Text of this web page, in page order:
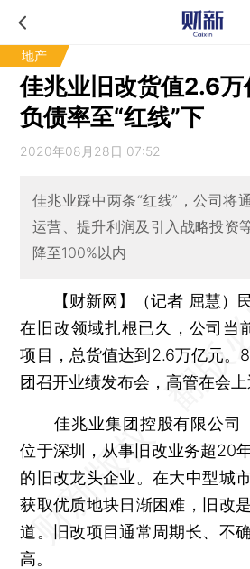
地产
佳兆业旧改货值2.6万
负债率至“红线”下
2020年08月28日 07:52
佳兆业踩中两条“红线”，公司将
运营、提升利润及引入战略投资
降至100%以内
【财新网】（记者 屈慧）
在旧改领域扎根已久，公司当
项目，总货值达到2.6万亿元。
团召开业绩发布会，高管在会上
佳兆业集团控股有限公司
位于深圳，从事旧改业务超20
的旧改龙头企业。在大中型城
获取优质地块日渐困难，旧改
道。旧改项目通常周期长、不
高。